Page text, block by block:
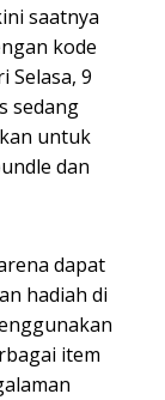
saatnya
kode
Selasa, 9
sedang
untuk
dan
dapat
hadiah di
item